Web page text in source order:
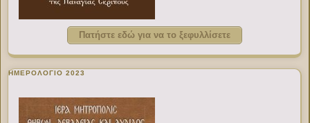
Πατήστε εδώ για να το ξεφυλλίσετε
ΗΜΕΡΟΛΟΓΙΟ 2023